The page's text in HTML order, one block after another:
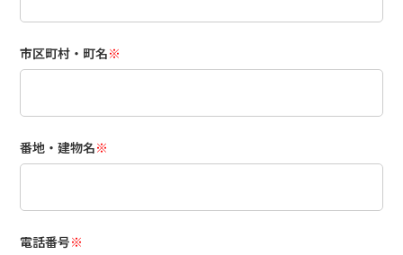
市区町村・町名※
番地・建物名※
電話番号※